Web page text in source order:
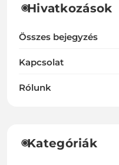
Hivatkozások
Összes bejegyzés
Kapcsolat
Rólunk
Kategóriák